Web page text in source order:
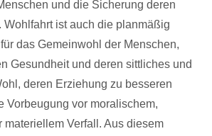
und die Sicherung deren
Wohlfahrt ist auch die planmäßig
das Gemeinwohl der Menschen,
Gesundheit und deren sittliches und
deren Erziehung zu besseren
Vorbeugung vor moralischem,
materiellem Verfall. Aus diesem